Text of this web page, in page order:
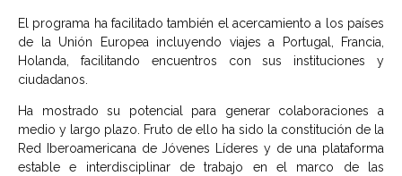
El programa ha facilitado también el acercamiento a los países
de la Unión Europea incluyendo viajes a Portugal, Francia,
Holanda, facilitando encuentros con sus instituciones y
ciudadanos.
Ha mostrado su potencial para generar colaboraciones a
medio y largo plazo. Fruto de ello ha sido la constitución de la
Red Iberoamericana de Jóvenes Líderes y de una plataforma
estable e interdisciplinar de trabajo en el marco de las